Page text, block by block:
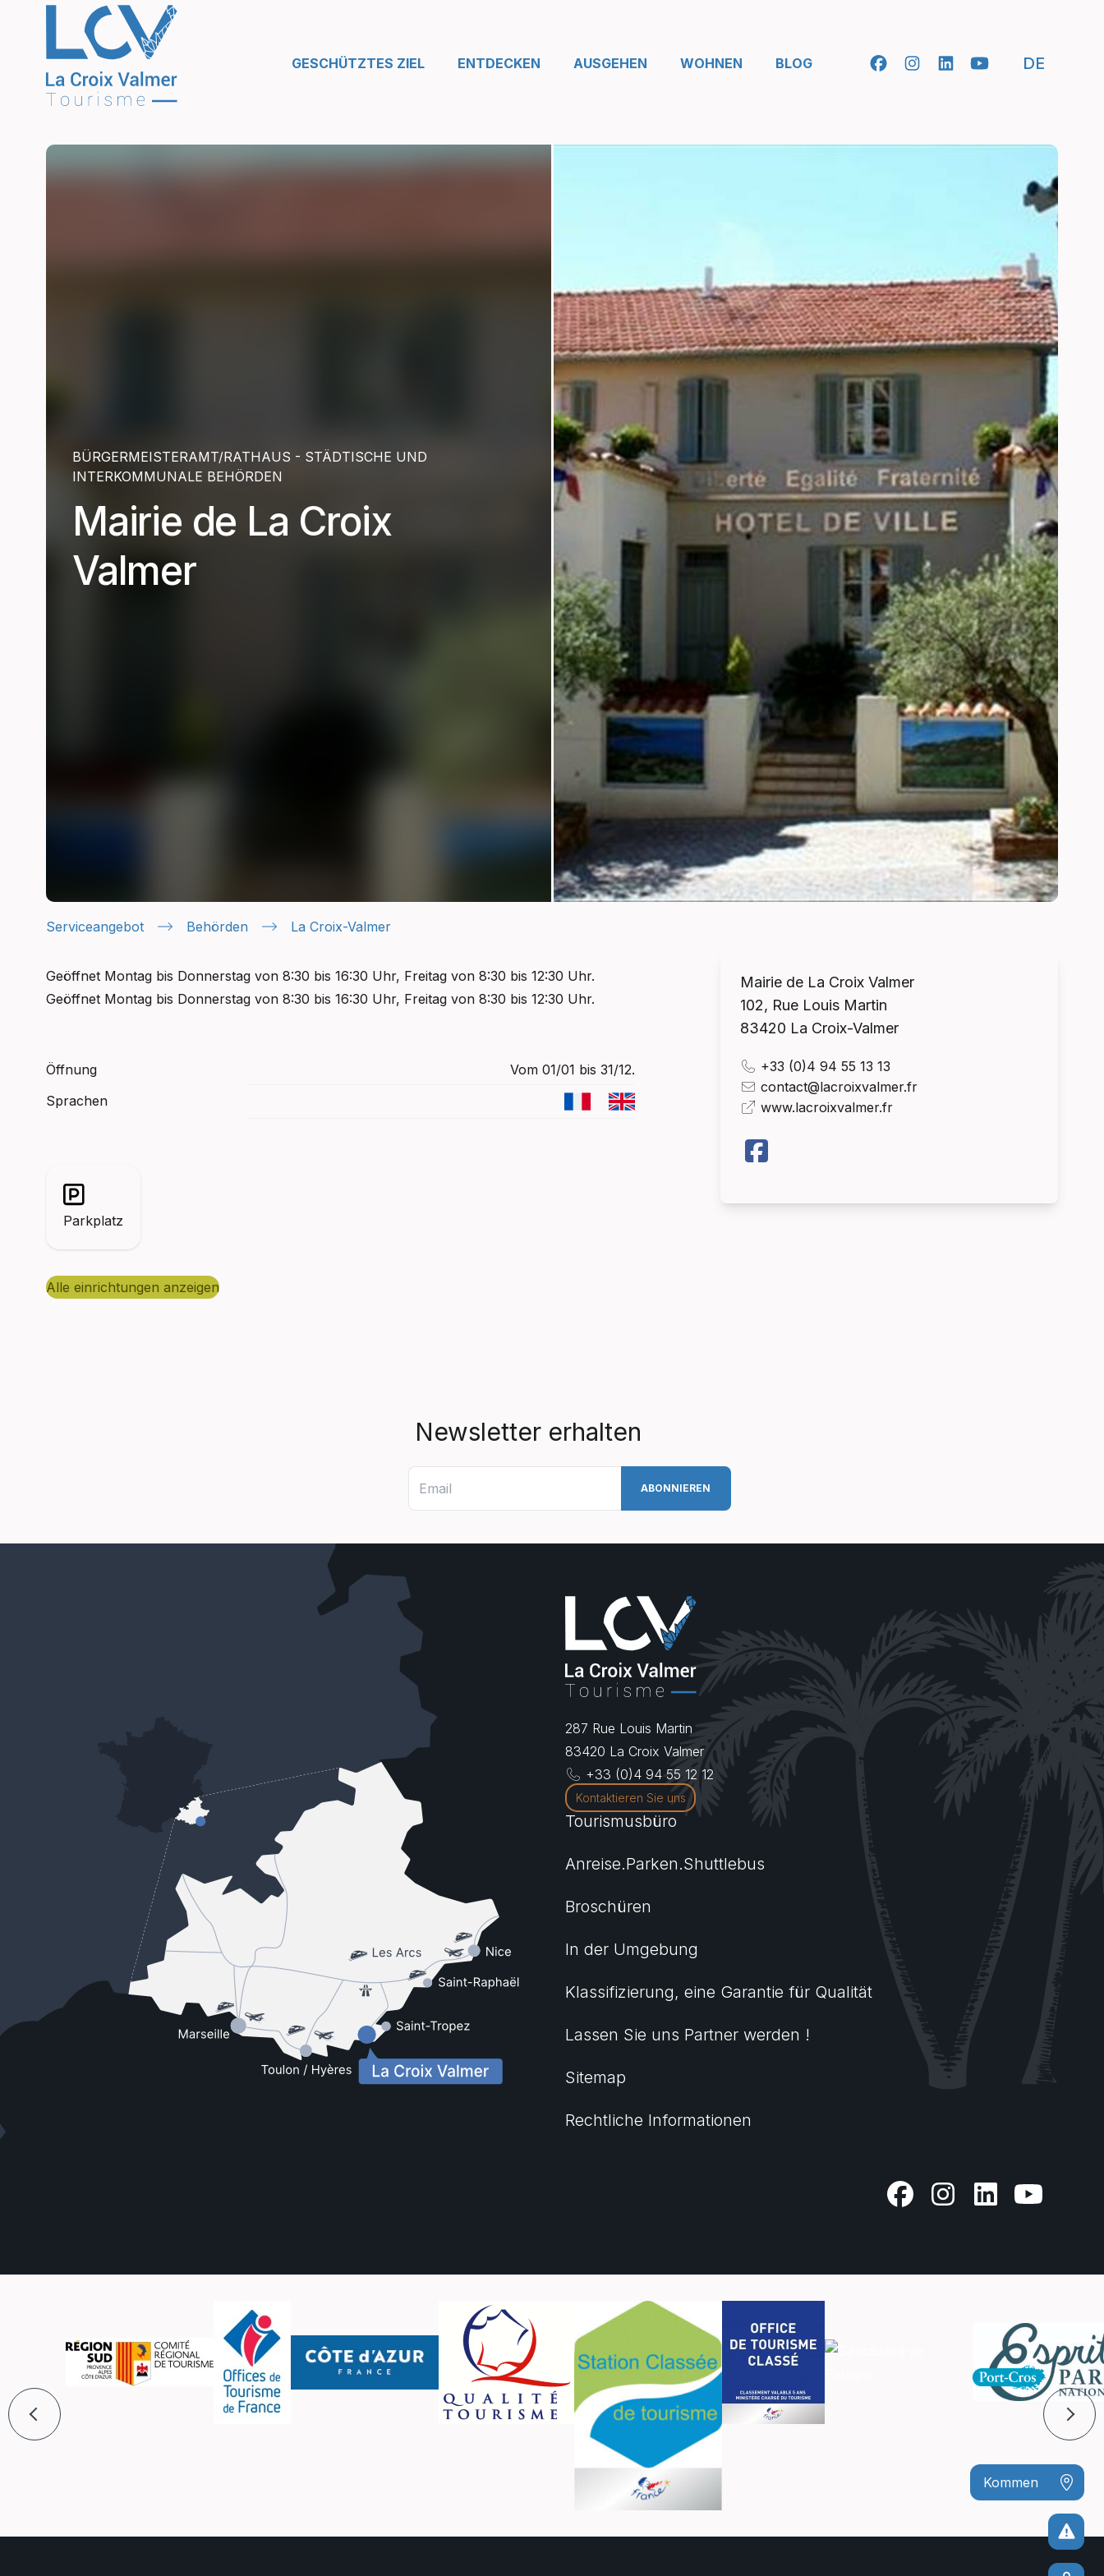
GESCHÜTZTES ZIEL ENTDECKEN AUSGEHEN WOHNEN BLOG DE
-
Kommen
BÜRGERMEISTERAMT/RATHAUS - STÄDTISCHE UND
INTERKOMMUNALE BEHÖRDEN
Mairie de La Croix
Valmer
Serviceangebot Behörden La Croix-Valmer
Geöffnet Montag bis Donnerstag von 8:30 bis 16:30 Uhr, Freitag von 8:30 bis 12:30 Uhr.
Geöffnet Montag bis Donnerstag von 8:30 bis 16:30 Uhr, Freitag von 8:30 bis 12:30 Uhr.
Öffnung
Vom 01/01 bis 31/12.
Sprachen
Parkplatz
alle einrichtungen anzeigen
Mairie de La Croix Valmer
102, Rue Louis Martin
83420 La Croix-Valmer
+33 (0)4 94 55 13 13
contact@lacroixvalmer.fr
www.lacroixvalmer.fr
Newsletter erhalten
287 Rue Louis Martin
83420 La Croix Valmer
+33 (0)4 94 55 12 12
Kontaktieren Sie uns
Tourismusbüro
Anreise.Parken.Shuttlebus
Broschüren
In der Umgebung
Klassifizierung, eine Garantie für Qualität
Lassen Sie uns Partner werden !
Sitemap
Rechtliche Informationen